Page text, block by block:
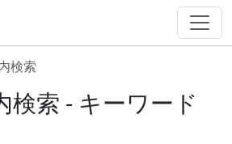
検索
検索 - キーワード